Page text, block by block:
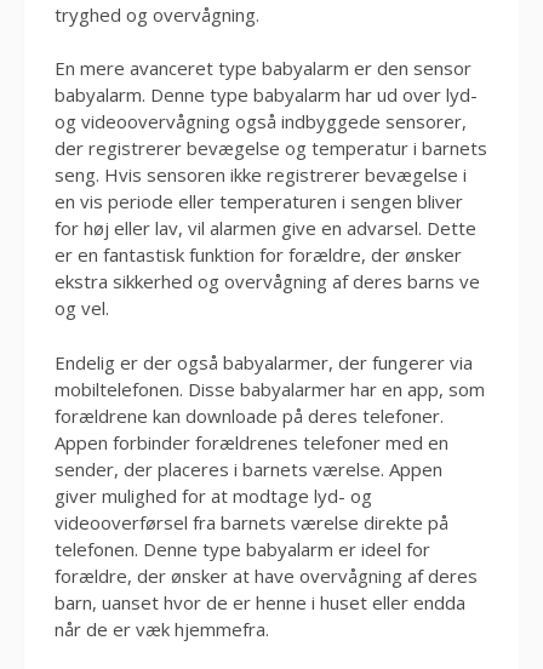
tryghed og overvågning.
En mere avanceret type babyalarm er den sensor
babyalarm. Denne type babyalarm har ud over lyd-
og videoovervågning også indbyggede sensorer,
der registrerer bevægelse og temperatur i barnets
seng. Hvis sensoren ikke registrerer bevægelse i
en vis periode eller temperaturen i sengen bliver
for høj eller lav, vil alarmen give en advarsel. Dette
er en fantastisk funktion for forældre, der ønsker
ekstra sikkerhed og overvågning af deres barns ve
og vel.
Endelig er der også babyalarmer, der fungerer via
mobiltelefonen. Disse babyalarmer har en app, som
forældrene kan downloade på deres telefoner.
Appen forbinder forældrenes telefoner med en
sender, der placeres i barnets værelse. Appen
giver mulighed for at modtage lyd- og
videooverførsel fra barnets værelse direkte på
telefonen. Denne type babyalarm er ideel for
forældre, der ønsker at have overvågning af deres
barn, uanset hvor de er henne i huset eller endda
når de er væk hjemmefra.